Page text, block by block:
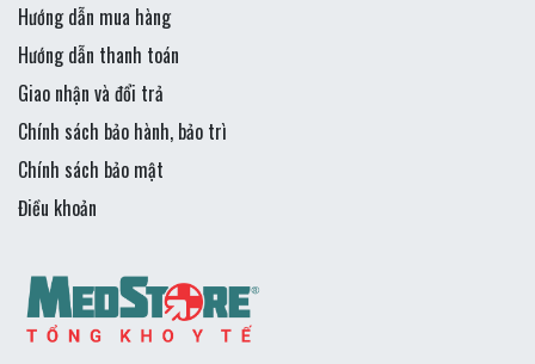
Hướng dẫn mua hàng
Hướng dẫn thanh toán
Giao nhận và đổi trả
Chính sách bảo hành, bảo trì
Chính sách bảo mật
Điều khoản